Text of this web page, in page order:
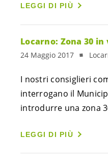
LEGGI DI PIÙ
Locarno: Zona 30
24 Maggio 2017
I nostri consiglieri
interrogano il
introdurre una zona
LEGGI DI PIÙ